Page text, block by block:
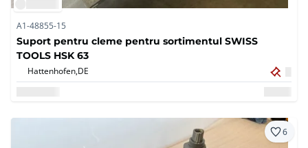
A1-48855-15
Suport pentru cleme pentru sortimentul SWISS
TOOLS HSK 63
Hattenhofen,DE
6